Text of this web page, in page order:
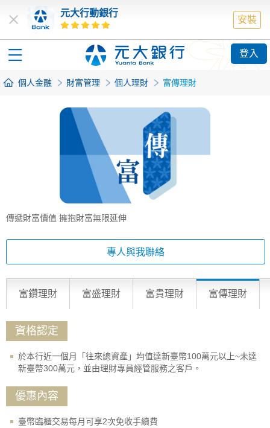
元大行動銀行
安裝
登入
個人金融 財富管理 個人理財 富傳理財
傳遞財富價值 擁抱財富無限延伸
專人與我聯絡
富鑽理財 富盛理財 富貴理財 富傳理財
資格認定
於本行近一個月「往來總資產」均值達新臺幣100萬元以上~未達
新臺幣300萬元，並由理財專員經管服務之客戶。
優惠內容
臺幣臨櫃交易每月可享2次免收手續費